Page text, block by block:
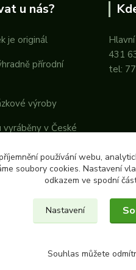
u nás?
je originál
přírodní
výroby
v České
431
tel:
používání webu,
soubory cookies. Nastavení
odkazem ve spodní
Nastavení
Souhlas můžete